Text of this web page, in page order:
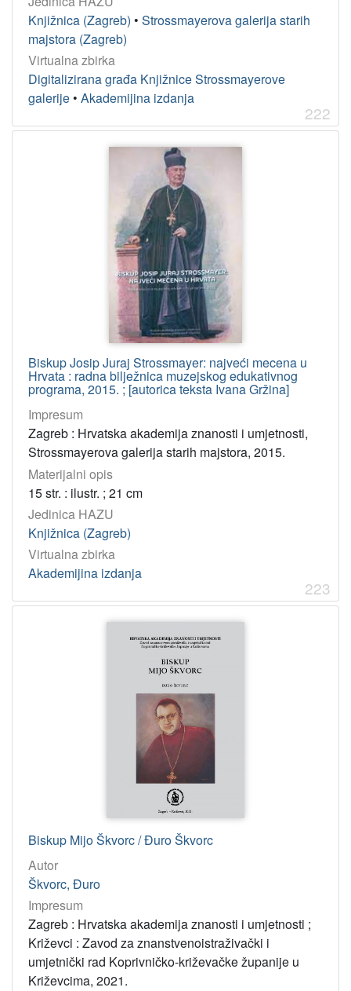
Knjižnica (Zagreb) • Strossmayerova galerija starih
majstora (Zagreb)
Virtualna zbirka
Digitalizirana građa Knjižnice Strossmayerove
galerije • Akademijina izdanja
222
Biskup Josip Juraj Strossmayer: najveći mecena u
Hrvata : radna bilježnica muzejskog edukativnog
programa, 2015. ; [autorica teksta Ivana Gržina]
Impresum
Zagreb : Hrvatska akademija znanosti i umjetnosti,
Strossmayerova galerija starih majstora, 2015.
Materijalni opis
15 str. : ilustr. ; 21 cm
Jedinica HAZU
Knjižnica (Zagreb)
Virtualna zbirka
Akademijina izdanja
223
Biskup Mijo Škvorc / Đuro Škvorc
Autor
Škvorc, Đuro
Impresum
Zagreb : Hrvatska akademija znanosti i umjetnosti ;
Križevci : Zavod za znanstvenoistraživački i
umjetnički rad Koprivničko-križevačke županije u
Križevcima, 2021.